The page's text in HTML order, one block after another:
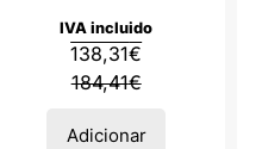
184,41€
138,31€
IVA incluido
Adicionar